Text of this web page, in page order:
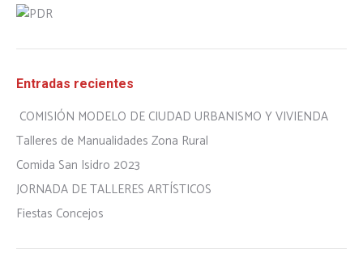
Entradas recientes
COMISIÓN MODELO DE CIUDAD URBANISMO Y VIVIENDA
Talleres de Manualidades Zona Rural
Comida San Isidro 2023
JORNADA DE TALLERES ARTÍSTICOS
Fiestas Concejos